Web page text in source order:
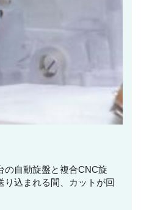
の自動旋盤と複合CNC旋
り込まれる間、カットが回